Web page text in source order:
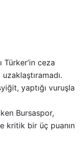
Türker’in ceza
yaptığı vuruşla
Bursaspor,
kritik bir üç puanın